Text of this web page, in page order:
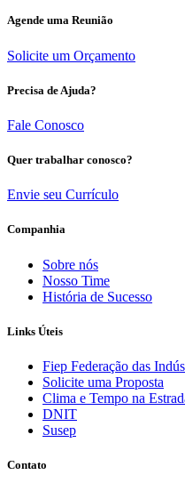
Agende uma Reunião
Solicite um Orçamento
Precisa de Ajuda?
Fale Conosco
Quer trabalhar conosco?
Envie seu Currículo
Companhia
Sobre nós
Nosso Time
História de Sucesso
Links Úteis
Fiep Federação das
Solicite uma Proposta
Clima e Tempo na
DNIT
Susep
Contato